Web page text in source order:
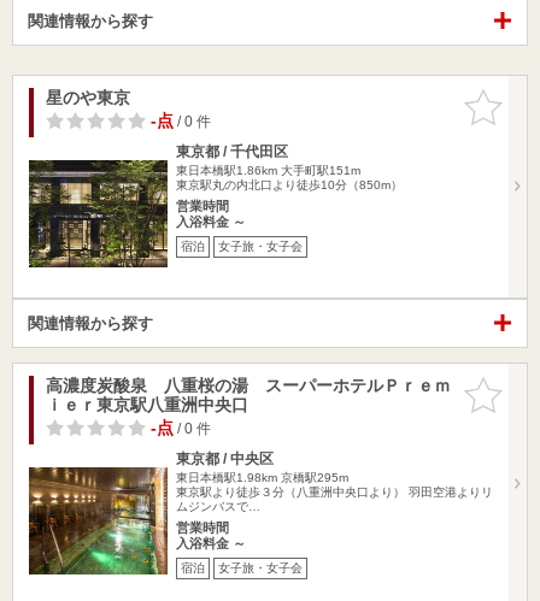
関連情報から探す
お気に入
りに追加
星のや東京
-点/ 0 件
東京都 / 千代田区
東日本橋駅1.86km 大手町駅151m
東京駅丸の内北口より徒歩10分（850m）
営業時間
入浴料金 ～
宿泊 女子旅・女子会
関連情報から探す
お気に入
りに追加
高濃度炭酸泉 八重桜の湯 スーパーホテルＰｒｅｍ
ｉｅｒ東京駅八重洲中央口
-点/ 0 件
東京都 / 中央区
東日本橋駅1.98km 京橋駅295m
東京駅より徒歩３分（八重洲中央口より） 羽田空港よりリ
ムジンバスで…
営業時間
入浴料金 ～
宿泊 女子旅・女子会